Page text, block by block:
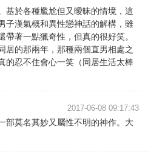
基於各種尷尬但又曖昧的情境，這
子漢氣概和異性戀神話的解構，雖
帶著一點獵奇性，但真的很好笑。
居的那兩年，那種兩個直男相處之
的忍不住會心一笑（同居生活太棒
2017-06-08 09:17:43
部莫名其妙又屬性不明的神作。大